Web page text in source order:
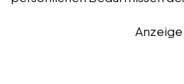
Anzeige